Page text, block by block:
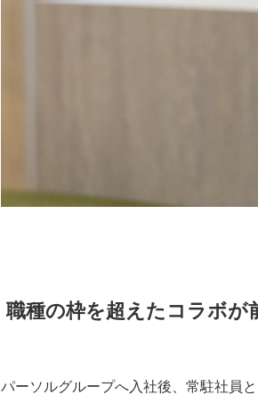
職種の枠を超えたコラボが
パーソルグループへ入社後、常駐社員